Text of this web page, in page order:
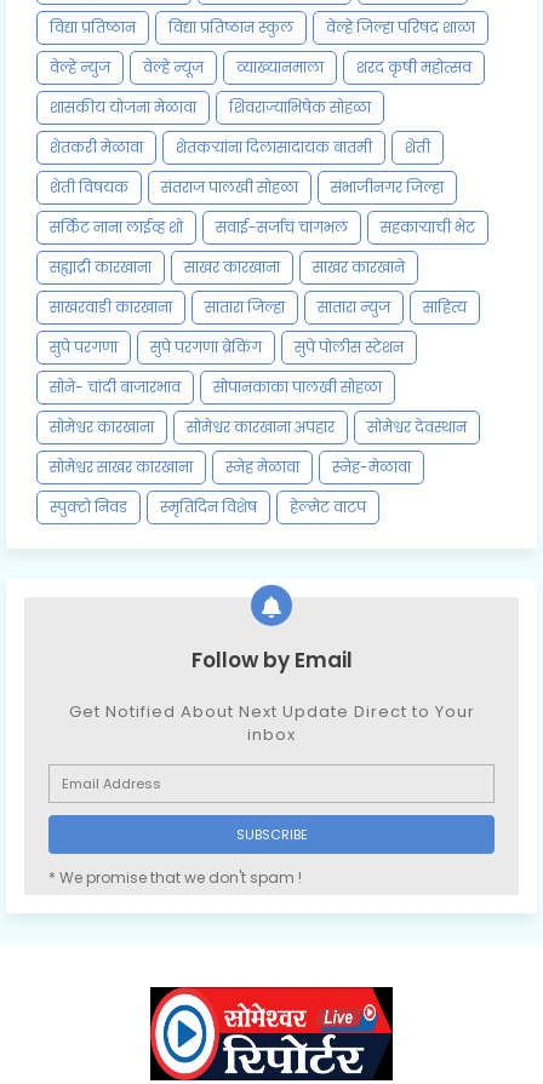
विद्या प्रतिष्ठान
विद्या प्रतिष्ठान स्कुल
वेल्हे जिल्हा परिषद शाळा
वेल्हे न्युज
वेल्हे न्यूज व्याख्यानमाला
शरद कृषी महोत्सव
शासकीय योजना मेळावा
शिवराज्याभिषेक सोहळा
शेतकरी मेळावा
शेतकऱ्यांना दिलासादायक बातमी
शेती
शेती विषयक
संतराज पालखी सोहळा
संभाजीनगर जिल्हा
सर्किट नाना लाईव्ह शो
सवाई-सर्जाचं चांगभलं
सहकाऱ्यांची भेट
सह्याद्री कारखाना
साखर कारखाना
साखर कारखाने
साखरवाडी कारखाना
सातारा जिल्हा सातारा न्युज
साहित्य
सुपे परगणा
सुपे परगणा ब्रेकिंग
सुपे पोलीस स्टेशन
सोने- चांदी बाजारभाव
सोपानकाका पालखी सोहळा
सोमेश्वर कारखाना
सोमेश्वर कारखाना अपहार
सोमेश्वर देवस्थान
सोमेश्वर साखर कारखाना
स्नेह मेळावा
स्नेह-मेळावा
स्पुक्टो निवड
स्मृतिदिन विशेष हेल्मेट वाटप
Follow by Email
Get Notified About Next Update Direct to Your
inbox
* We promise that we don't spam !